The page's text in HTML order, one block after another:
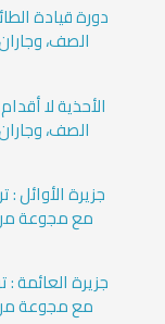
دورة قيادة
الصف،
الأحذية لا
الصف،
جزيرة
مع مجوعة
جزيرة
مع مجوعة